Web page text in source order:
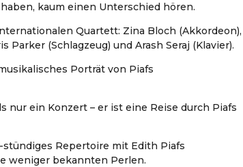
kaum einen Unterschied hören.
Quartett: Zina Bloch (Akkordeon),
Parker (Schlagzeug) und Arash Seraj (Klavier).
Porträt von Piafs
nur ein Konzert – er ist eine Reise durch Piafs
stündiges Repertoire mit Edith Piafs
weniger bekannten Perlen.